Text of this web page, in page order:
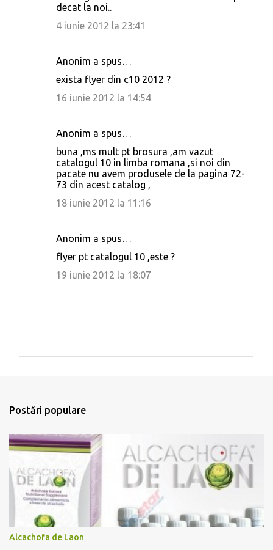
decat la noi..
4 iunie 2012 la 23:41
Anonim a spus…
exista flyer din c10 2012 ?
16 iunie 2012 la 14:54
Anonim a spus…
buna ,ms mult pt brosura ,am vazut
catalogul 10 in limba romana ,si noi din
pacate nu avem produsele de la pagina 72-
73 din acest catalog ,
18 iunie 2012 la 11:16
Anonim a spus…
flyer pt catalogul 10 ,este ?
19 iunie 2012 la 18:07
m
e
ț
u
n
c
n
Postări populare
Alcachofa de Laon